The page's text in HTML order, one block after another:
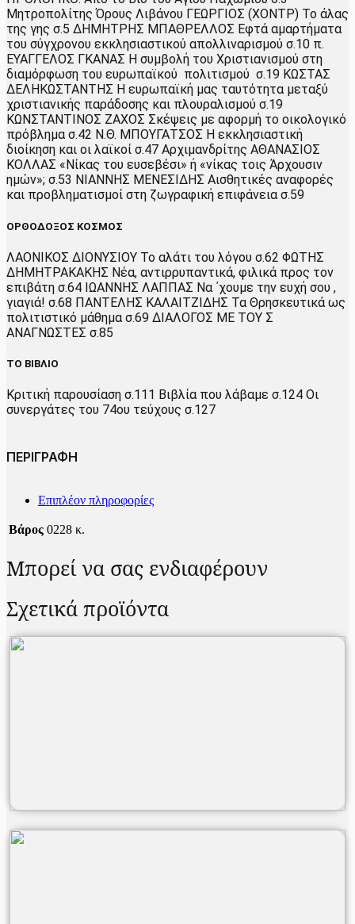
Μητροπολίτης Όρους Λιβάνου ΓΕΩΡΓΙΟΣ (ΧΟΝΤΡ) Το άλας
της γης σ.5 ΔΗΜΗΤΡΗΣ ΜΠΑΘΡΕΛΛΟΣ Εφτά αμαρτήματα
του σύγχρονου εκκλησιαστικού απολλιναρισμού σ.10 π.
ΕΥΑΓΓΕΛΟΣ ΓΚΑΝΑΣ Η συμβολή του Χριστιανισμού στη
διαμόρφωση του ευρωπαϊκού πολιτισμού σ.19 ΚΩΣΤΑΣ
ΔΕΛΗΚΩΣΤΑΝΤΗΣ Η ευρωπαϊκή μας ταυτότητα μεταξύ
χριστιανικής παράδοσης και πλουραλισμού σ.19
ΚΩΝΣΤΑΝΤΙΝΟΣ ΖΑΧΟΣ Σκέψεις με αφορμή το οικολογικό
πρόβλημα σ.42 Ν.Θ. ΜΠΟΥΓΑΤΣΟΣ Η εκκλησιαστική
διοίκηση και οι λαϊκοί σ.47 Αρχιμανδρίτης ΑΘΑΝΑΣΙΟΣ
ΚΟΛΛΑΣ «Νίκας του ευσεβέσι» ή «νίκας τοις Άρχουσιν
ημών»; σ.53 ΝΙΑΝΝΗΣ ΜΕΝΕΣΙΔΗΣ Αισθητικές αναφορές
και προβληματισμοί στη ζωγραφική επιφάνεια σ.59
ΟΡΘΟΔΟΞΟΣ ΚΟΣΜΟΣ
ΛΑΟΝΙΚΟΣ ΔΙΟΝΥΣΙΟΥ Το αλάτι του λόγου σ.62 ΦΩΤΗΣ
ΔΗΜΗΤΡΑΚΑΚΗΣ Νέα, αντιρρυπαντικά, φιλικά προς τον
επιβάτη σ.64 ΙΩΑΝΝΗΣ ΛΑΠΠΑΣ Να ΄χουμε την ευχή σου ,
γιαγιά! σ.68 ΠΑΝΤΕΛΗΣ ΚΑΛΑΙΤΖΙΔΗΣ Τα Θρησκευτικά ως
πολιτιστικό μάθημα σ.69 ΔΙΑΛΟΓΟΣ ΜΕ ΤΟΥ Σ
ΑΝΑΓΝΩΣΤΕΣ σ.85
ΤΟ ΒΙΒΛΙΟ
Κριτική παρουσίαση σ.111 Βιβλία που λάβαμε σ.124 Οι
συνεργάτες του 74ου τεύχους σ.127
ΠΕΡΙΓΡΑΦΗ
Επιπλέον πληροφορίες
Βάρος 0228 κ.
Μπορεί να σας ενδιαφέρουν
Σχετικά προϊόντα